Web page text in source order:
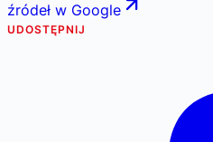
źródeł w Google
UDOSTĘPNIJ